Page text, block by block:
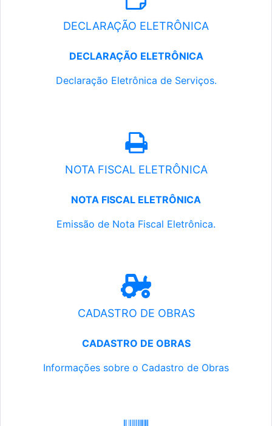
DECLARAÇÃO ELETRÔNICA
DECLARAÇÃO ELETRÔNICA
Declaração Eletrônica de Serviços.
NOTA FISCAL ELETRÔNICA
NOTA FISCAL ELETRÔNICA
Emissão de Nota Fiscal Eletrônica.
CADASTRO DE OBRAS
CADASTRO DE OBRAS
Informações sobre o Cadastro de Obras